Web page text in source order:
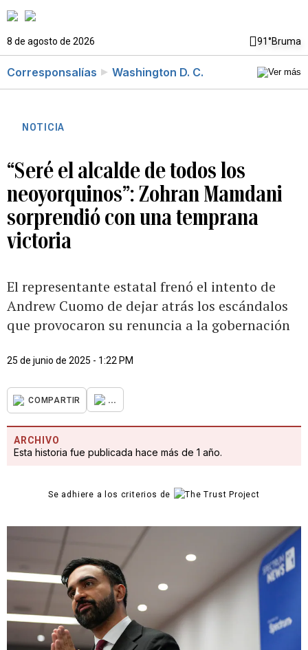
8 de agosto de 2026 91°Bruma
Corresponsalías Washington D. C.
NOTICIA
“Seré el alcalde de todos los
neoyorquinos”: Zohran Mamdani
sorprendió con una temprana
victoria
El representante estatal frenó el intento de
Andrew Cuomo de dejar atrás los escándalos
que provocaron su renuncia a la gobernación
25 de junio de 2025 - 1:22 PM
COMPARTIR ...
ARCHIVO
Esta historia fue publicada hace más de 1 año.
Se adhiere a los criterios de